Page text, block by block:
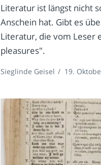
Literatur ist längst nicht
Anschein hat. Gibt es
Literatur, die vom Leser
pleasures".
Sieglinde Geisel / 19.